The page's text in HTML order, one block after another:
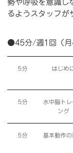
勢や呼吸を意識し
るようスタッフが
●45分/週1回（月
5分 はじめ
5分
水中脳トレ
ング
5分 基本動作の